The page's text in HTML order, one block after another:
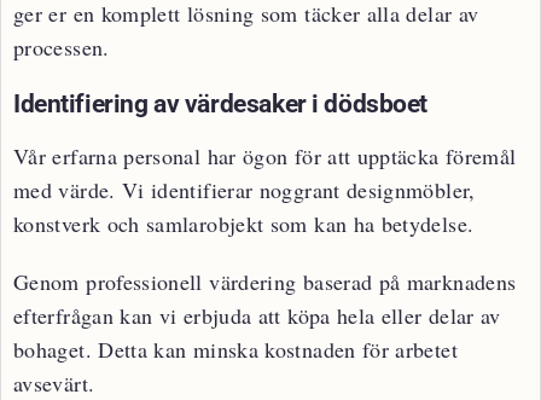
ger er en komplett lösning som täcker alla delar av
processen.
Identifiering av värdesaker i dödsboet
Vår erfarna personal har ögon för att upptäcka föremål
med värde. Vi identifierar noggrant designmöbler,
konstverk och samlarobjekt som kan ha betydelse.
Genom professionell värdering baserad på marknadens
efterfrågan kan vi erbjuda att köpa hela eller delar av
bohaget. Detta kan minska kostnaden för arbetet
avsevärt.